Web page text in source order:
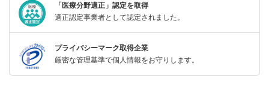
「医療分野適正」認定を取得
適正認定事業者として認定されました。
プライバシーマーク取得企業
厳密な管理基準で個人情報をお守りします。